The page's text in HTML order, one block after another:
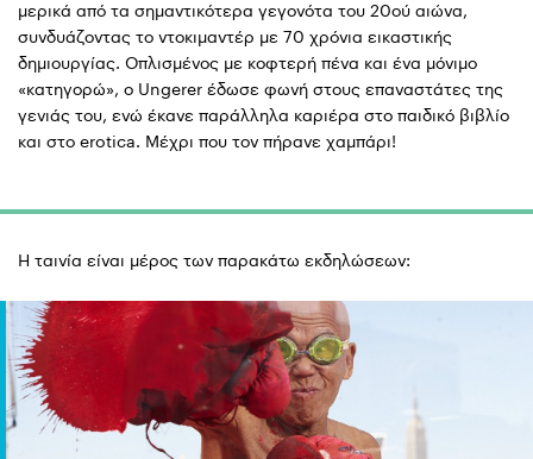
μερικά από τα σημαντικότερα γεγονότα του 20ού αιώνα,
συνδυάζοντας το ντοκιμαντέρ με 70 χρόνια εικαστικής
δημιουργίας. Οπλισμένος με κοφτερή πένα και ένα μόνιμο
«κατηγορώ», ο Ungerer έδωσε φωνή στους επαναστάτες της
γενιάς του, ενώ έκανε παράλληλα καριέρα στο παιδικό βιβλίο
και στο erotica. Μέχρι που τον πήρανε χαμπάρι!
Η ταινία είναι μέρος των παρακάτω εκδηλώσεων: